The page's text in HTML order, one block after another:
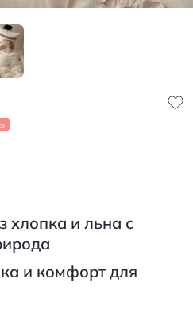
хлопка и льна с
и комфорт для